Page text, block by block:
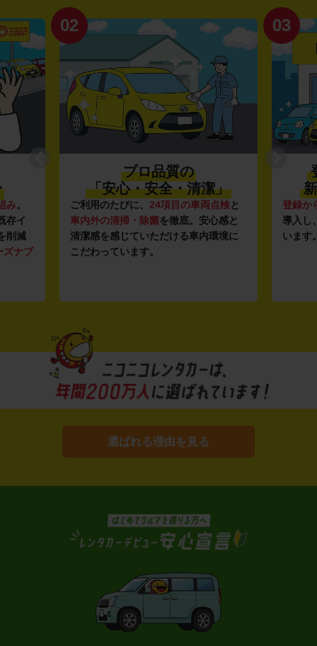
み。
存イ
削減
ズナブ
02
プロ品質の
「安心・安全・清潔」
ご利用のたびに、 24項目の車両点検と
車内外の清掃・除菌を徹底。安心感と
清潔感を感じていただける車内環境に
こだわっています。
03
登録か
導入し
います
選ばれる理由を見る